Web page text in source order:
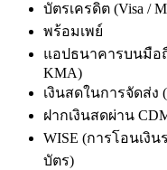
บัตรเครดิต (Visa /
พร้อมเพย์
แอปธนาคารบนมือถื
KMA)
เงินสดในการจัดส่ง
ฝากเงินสดผ่าน
WISE (การโอนเงิน
บัตร)